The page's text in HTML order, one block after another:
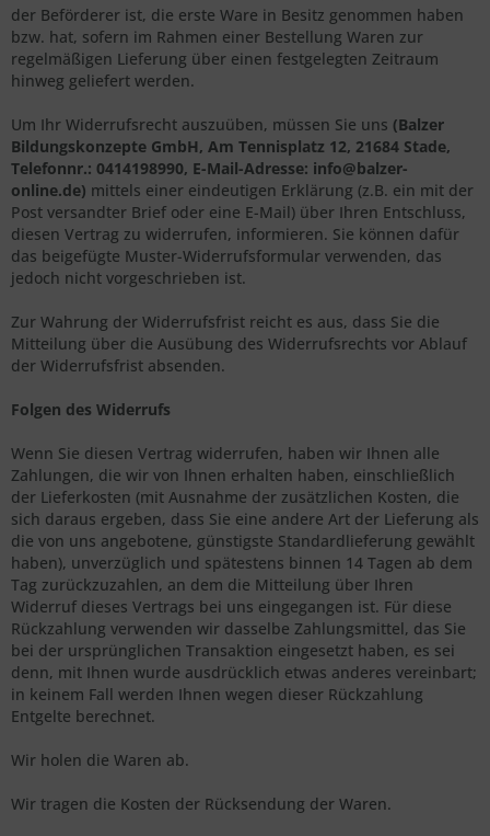
der Beförderer ist, die erste Ware in Besitz genommen haben
bzw. hat, sofern im Rahmen einer Bestellung Waren zur
regelmäßigen Lieferung über einen festgelegten Zeitraum
hinweg geliefert werden.
Um Ihr Widerrufsrecht auszuüben, müssen Sie uns (Balzer
Bildungskonzepte GmbH, Am Tennisplatz 12, 21684 Stade,
Telefonnr.: 0414198990, E-Mail-Adresse: info@balzer-
online.de) mittels einer eindeutigen Erklärung (z.B. ein mit der
Post versandter Brief oder eine E-Mail) über Ihren Entschluss,
diesen Vertrag zu widerrufen, informieren. Sie können dafür
das beigefügte Muster-Widerrufsformular verwenden, das
jedoch nicht vorgeschrieben ist.
Zur Wahrung der Widerrufsfrist reicht es aus, dass Sie die
Mitteilung über die Ausübung des Widerrufsrechts vor Ablauf
der Widerrufsfrist absenden.
Folgen des Widerrufs
Wenn Sie diesen Vertrag widerrufen, haben wir Ihnen alle
Zahlungen, die wir von Ihnen erhalten haben, einschließlich
der Lieferkosten (mit Ausnahme der zusätzlichen Kosten, die
sich daraus ergeben, dass Sie eine andere Art der Lieferung als
die von uns angebotene, günstigste Standardlieferung gewählt
haben), unverzüglich und spätestens binnen 14 Tagen ab dem
Tag zurückzuzahlen, an dem die Mitteilung über Ihren
Widerruf dieses Vertrags bei uns eingegangen ist. Für diese
Rückzahlung verwenden wir dasselbe Zahlungsmittel, das Sie
bei der ursprünglichen Transaktion eingesetzt haben, es sei
denn, mit Ihnen wurde ausdrücklich etwas anderes vereinbart;
in keinem Fall werden Ihnen wegen dieser Rückzahlung
Entgelte berechnet.
Wir holen die Waren ab.
Wir tragen die Kosten der Rücksendung der Waren.